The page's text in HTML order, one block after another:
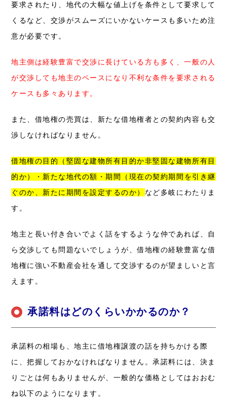
要求されたり、地代の大幅な値上げを条件として要求して
くるなど、交渉がスムーズにいかないケースも多いため注
意が必要です。
地主側は経験豊富で交渉に長けている方も多く、一般の人
が交渉しても地主のペースになり不利な条件を要求される
ケースも多々あります。
また、借地権の売買は、新たな借地権者との契約内容も交
渉しなければなりません。
借地権の目的（堅固な建物所有目的か非堅固な建物所有目
的か）・新たな地代の額・期間
（現在の契約期間を引き継
ぐのか、新たに期間を設定するのか） など多岐にわたりま
す。
地主と長い付き合いでよく話をするような仲であれば、自
ら交渉しても問題ないでしょうが、借地権の経験豊富な借
地権に強い不動産会社を通して交渉するのが望ましいと言
えます。
承諾料はどのくらいかかるのか？
承諾料の相場も、地主に借地権譲渡の話を持ちかける際
に、把握しておかなければなりません。承諾料には、決ま
りごとは何もありませんが、一般的な価格としてはおおむ
ね以下のようになります。